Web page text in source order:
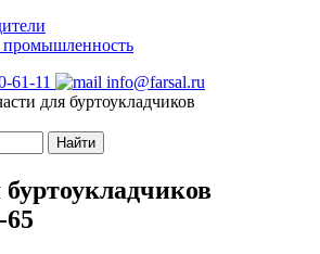
промышленность
61-11
info@farsal.ru
для буртоукладчиков
Найти